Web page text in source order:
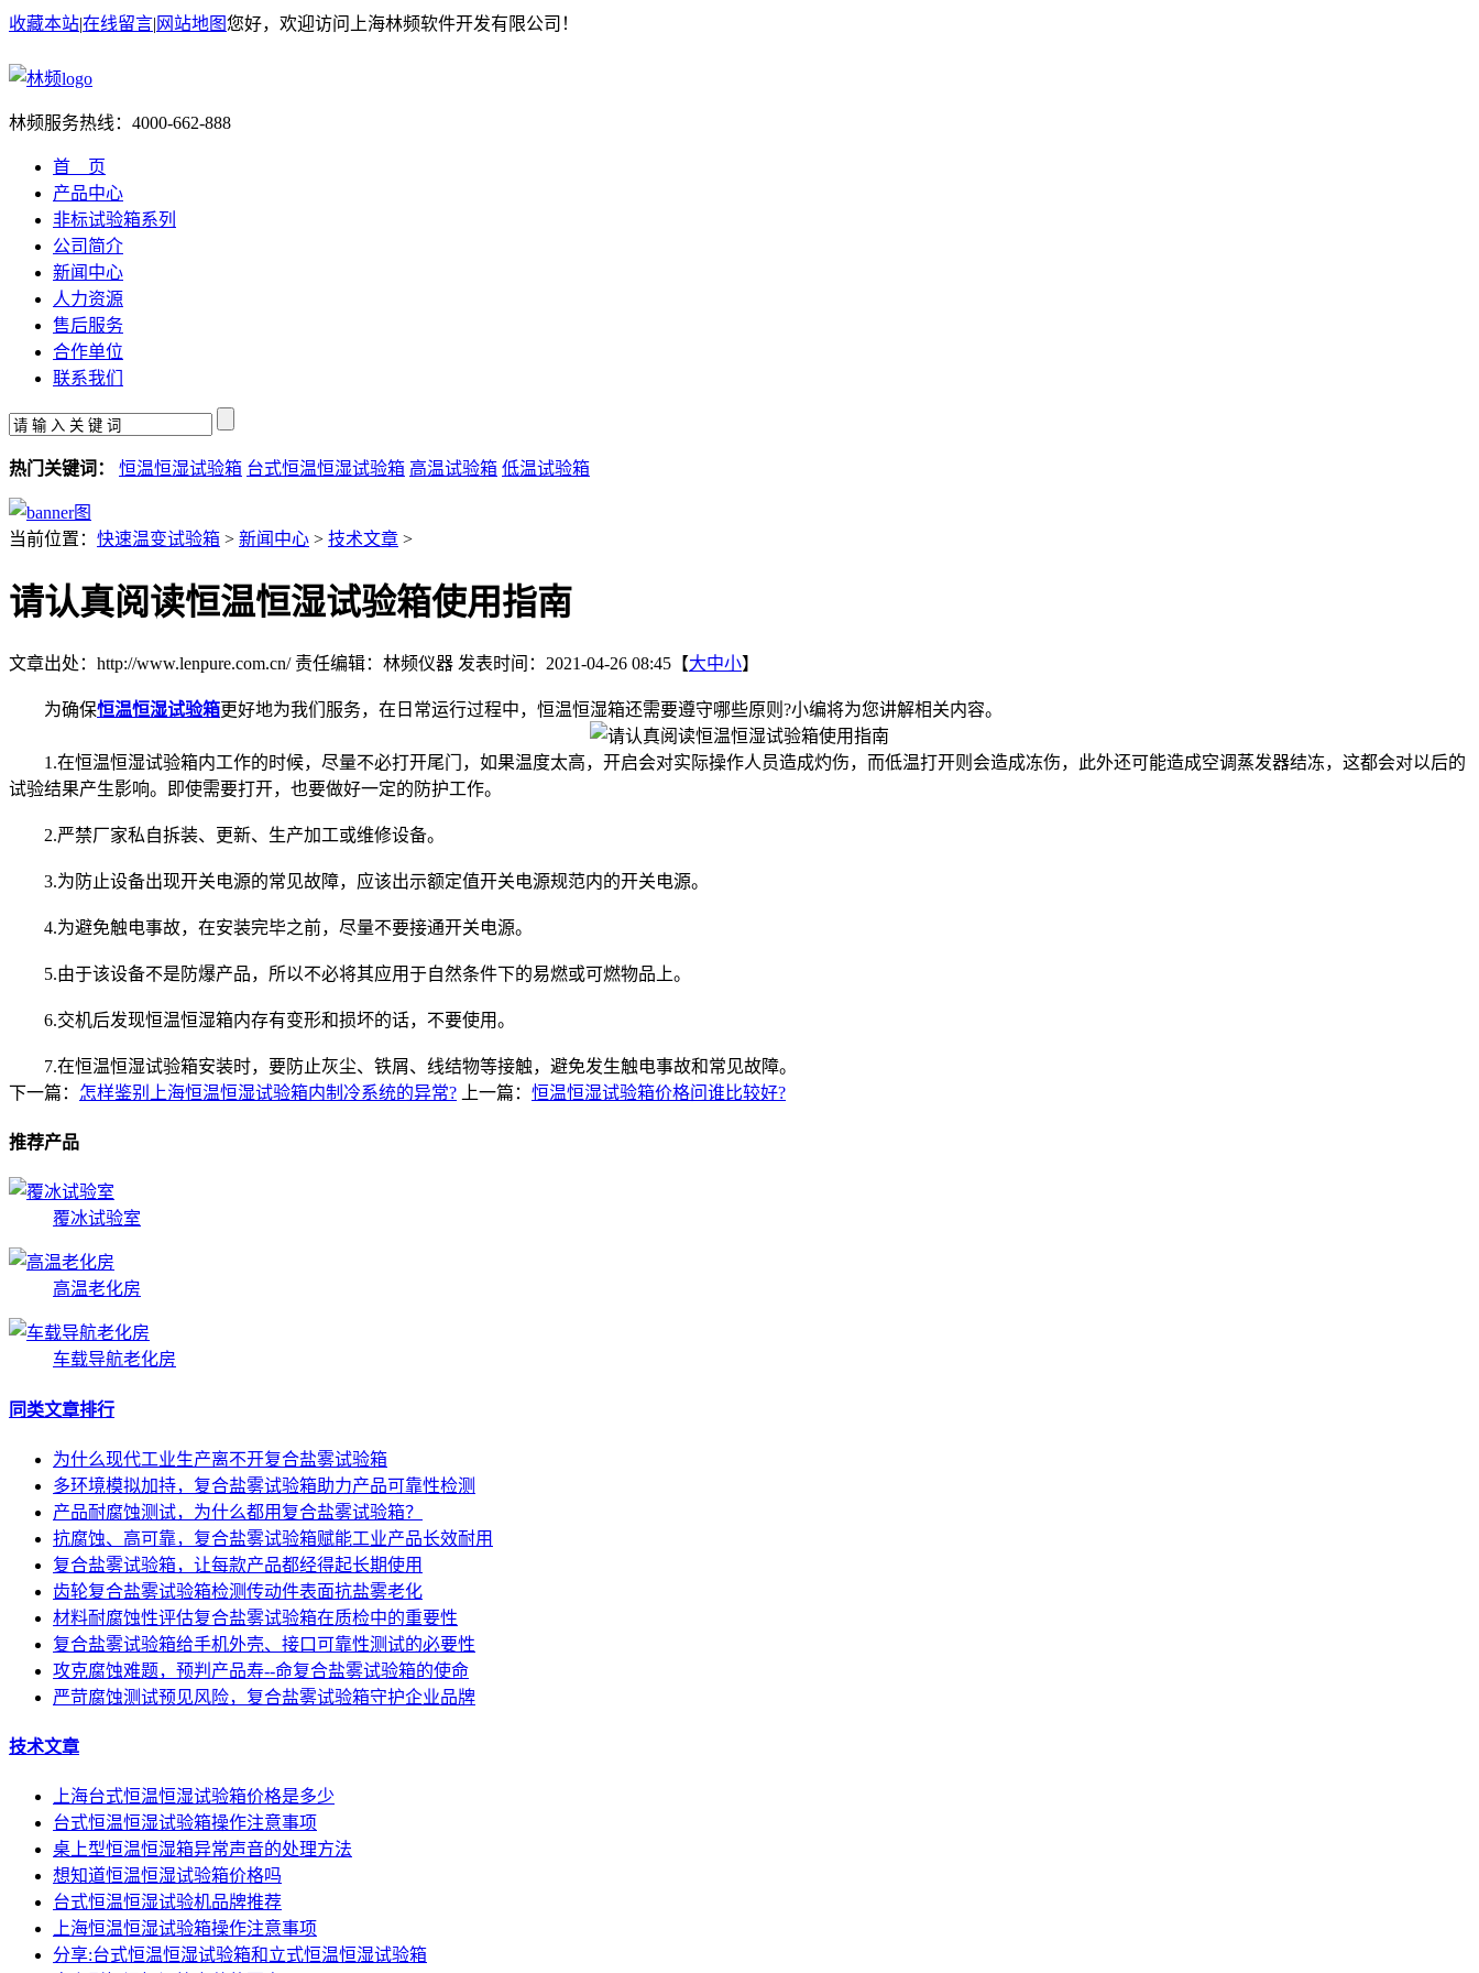
收藏本站|在线留言| 网站地图您好，欢迎访问上海林频软件开发有限公司！
林频服务热线： 4000-662-888
首 页
产品中心
非标试验箱系列
公司简介
新闻中心
人力资源
售后服务
合作单位
联系我们
热门关键词： 恒温恒湿试验箱 台式恒温恒湿试验箱 高温试验箱 低温试验箱
当前位置： 快速温变试验箱 > 新闻中心 > 技术文章 >
请认真阅读恒温恒湿试验箱使用指南
文章出处：http://www.lenpure.com.cn/ 责任编辑：林频仪器 发表时间：2021-04-26 08:45【大中小】
为确保恒温恒湿试验箱更好地为我们服务，在日常运行过程中，恒温恒湿箱还需要遵守哪些原则?小编将为您讲解相关内容。
1.在恒温恒湿试验箱内工作的时候，尽量不必打开尾门，如果温度太高，开启会对实际操作人员造成灼伤，而低温打开则会造成冻伤，此外还可能造成空调蒸发器结冻，这都会对以后的
试验结果产生影响。即使需要打开，也要做好一定的防护工作。
2.严禁厂家私自拆装、更新、生产加工或维修设备。
3.为防止设备出现开关电源的常见故障，应该出示额定值开关电源规范内的开关电源。
4.为避免触电事故，在安装完毕之前，尽量不要接通开关电源。
5.由于该设备不是防爆产品，所以不必将其应用于自然条件下的易燃或可燃物品上。
6.交机后发现恒温恒湿箱内存有变形和损坏的话，不要使用。
7.在恒温恒湿试验箱安装时，要防止灰尘、铁屑、线结物等接触，避免发生触电事故和常见故障。
下一篇： 怎样鉴别上海恒温恒湿试验箱内制冷系统的异常? 上一篇： 恒温恒湿试验箱价格问谁比较好?
推荐产品
覆冰试验室
高温老化房
车载导航老化房
同类文章排行
为什么现代工业生产离不开复合盐雾试验箱
多环境模拟加持，复合盐雾试验箱助力产品可靠性检测
产品耐腐蚀测试，为什么都用复合盐雾试验箱？
抗腐蚀、高可靠，复合盐雾试验箱赋能工业产品长效耐用
复合盐雾试验箱，让每款产品都经得起长期使用
齿轮复合盐雾试验箱检测传动件表面抗盐雾老化
材料耐腐蚀性评估复合盐雾试验箱在质检中的重要性
复合盐雾试验箱给手机外壳、接口可靠性测试的必要性
攻克腐蚀难题，预判产品寿--命复合盐雾试验箱的使命
严苛腐蚀测试预见风险，复合盐雾试验箱守护企业品牌
技术文章
上海台式恒温恒湿试验箱价格是多少
台式恒温恒湿试验箱操作注意事项
桌上型恒温恒湿箱异常声音的处理方法
想知道恒温恒湿试验箱价格吗
台式恒温恒湿试验机品牌推荐
上海恒温恒湿试验箱操作注意事项
分享:台式恒温恒湿试验箱和立式恒温恒湿试验箱